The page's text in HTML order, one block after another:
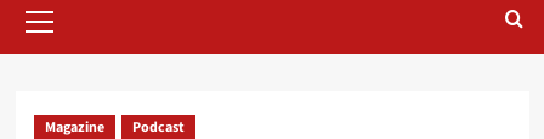
Magazine Podcast